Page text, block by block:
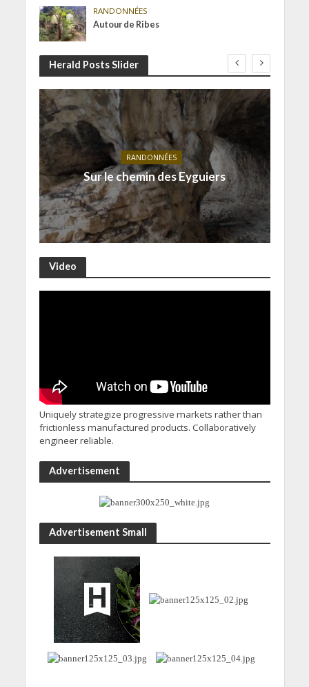
RANDONNÉES
Autour de Ribes
Herald Posts Slider
RANDONNÉES
Sur le chemin des Eyguiers
Video
Uniquely strategize progressive markets rather than
frictionless manufactured products. Collaboratively
engineer reliable.
Advertisement
Advertisement Small